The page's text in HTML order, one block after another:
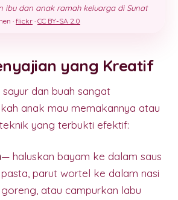
ibu dan anak ramah keluarga di Sunat
· flickr · CC BY-SA 2.0
yang Kreatif
dan buah sangat
anak mau memakannya atau
yang terbukti efektif:
— haluskan bayam ke dalam saus
pasta, parut wortel ke dalam nasi
goreng, atau campurkan labu